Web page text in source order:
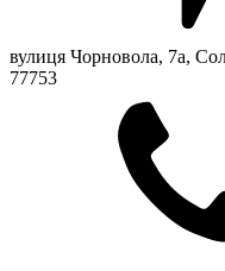
вулиця Чорновола, 7a,
77753